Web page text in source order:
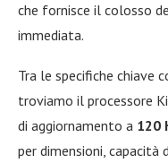
che fornisce il colosso
immediata.
Tra le specifiche chiave
troviamo il processore
di aggiornamento a 120
per dimensioni,